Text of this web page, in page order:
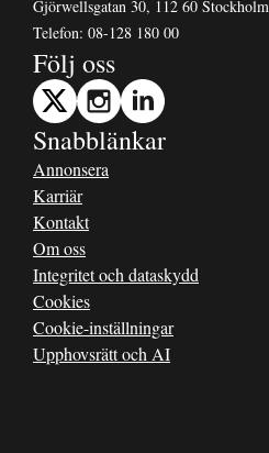
Gjörwellsgatan 30, 112 60 Stockholm
Telefon: 08-128 180 00
Följ oss
Snabblänkar
Annonsera
Karriär
Kontakt
Om oss
Integritet och dataskydd
Cookies
Cookie-inställningar
Upphovsrätt och AI